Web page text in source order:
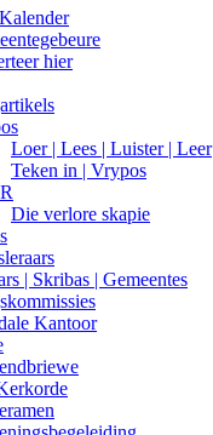
hier
Loer | Lees | Luister | Leer
Teken in | Vrypos
Die verlore skapie
| Skribas | Gemeentes
Kantoor